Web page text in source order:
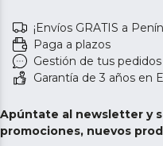
¡Envíos GRATIS a
Paga a plazos
Gestión de tus
Garantía de 3 años en
Apúntate al newsletter y
promociones, nuevos